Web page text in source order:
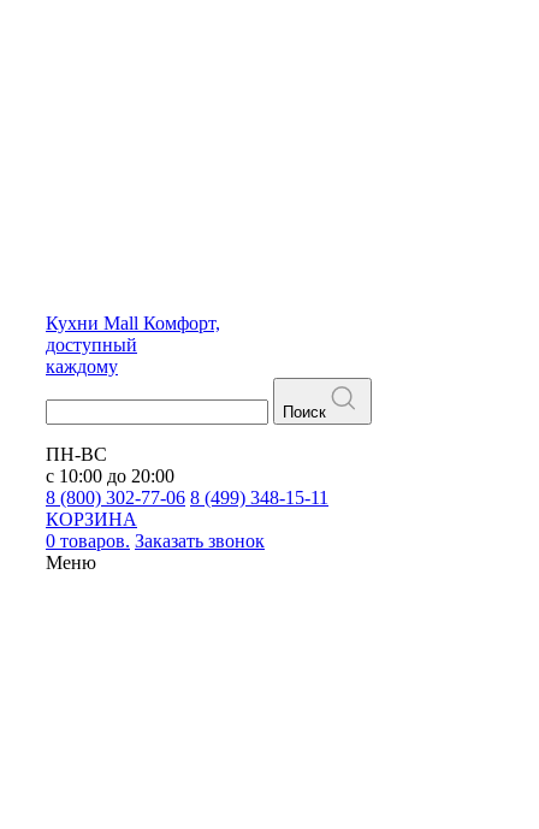
Кухни Mall Комфорт,
доступный
каждому
Поиск
ПН-ВС
с 10:00 до 20:00
8 (800) 302-77-06 8 (499) 348-15-11
КОРЗИНА
0 товаров. Заказать звонок
Меню